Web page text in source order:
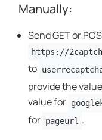
Manually:
Send GET or
https://
to
provide the
value for
for pageurl .